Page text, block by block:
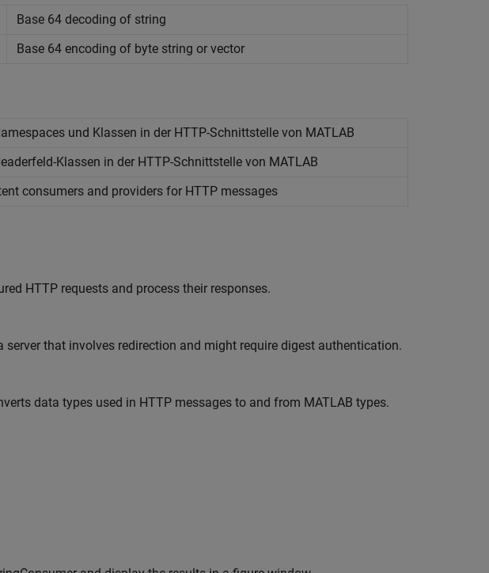
Base 64 decoding of string
Base 64 encoding of byte string or vector
und Klassen in der HTTP-Schnittstelle von MATLAB
Klassen in der HTTP-Schnittstelle von MATLAB
consumers and providers for HTTP messages
HTTP requests and process their responses.
that involves redirection and might require digest authentication.
data types used in HTTP messages to and from MATLAB types.